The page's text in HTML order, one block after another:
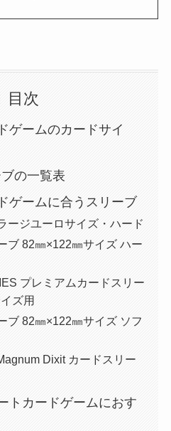
目次
ゲームのカードサイ
の一覧表
ゲームに合うスリーブ
ージユーロサイズ・ハード
ブ 82㎜×122㎜サイズ ハー
プレミアムカードスリー
ズ用
ブ 82㎜×122㎜サイズ ソフ
Dixit カードスリー
トカードゲームにおす